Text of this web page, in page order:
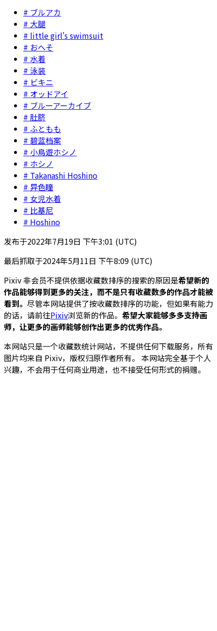
ブルアカ
大腿
little girl's swimsuit
おへそ
水着
泳装
ビキニ
オッドアイ
ブルーアーカイブ
肚脐
ふともも
碧蓝档案
小鳥遊ホシノ
ホシノ
Takanashi Hoshino
异色瞳
女児水着
比基尼
Hoshino
发布于2022年7月19日 下午3:01 (UTC)
最后抓取于2024年5月11日 下午8:09 (UTC)
Pixiv 非会员不提供依据收藏数排序的搜索的原因是希望新的
作品能够得到更多的关注，而不是只有收藏数多的作品才能被
看到。 尽管本网站提供了按收藏数排序的功能，但如果有能力
的话，请前往Pixiv浏览新的作品。 希望大家能够多多支持画
师，让更多的画师能够创作出更多的优秀作品。
本网站只是一个收藏数统计网站，不提供任何下载服务，所有
图片均来自 Pixiv，版权归原作者所有。 本网站完全基于个人
兴趣，不会用于任何商业用途，也不接受任何形式的捐赠。